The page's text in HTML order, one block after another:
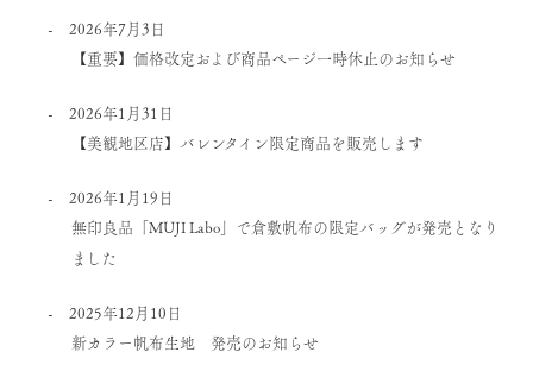
2026年7月3日
【重要】価格改定および商品ページ一時休止のお知らせ
2026年1月31日
【美観地区店】バレンタイン限定商品を販売します
2026年1月19日
無印良品「MUJI Labo」で倉敷帆布の限定バッグが発売となり
ました
2025年12月10日
新カラー帆布生地 発売のお知らせ